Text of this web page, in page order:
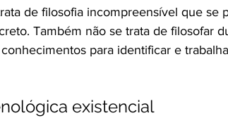
de filosofia incompreensível que se
Também não se trata de filosofar
para identificar e
existencial